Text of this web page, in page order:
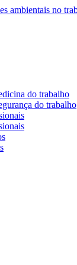
do trabalho
do trabalho